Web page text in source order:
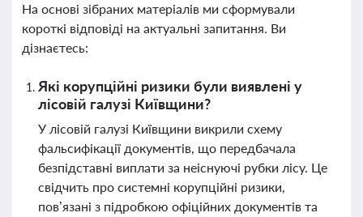
На основі зібраних матеріалів ми сформували
короткі відповіді на актуальні запитання. Ви
дізнаєтесь:
Які корупційні ризики були виявлені у
лісовій галузі Київщини?
У лісовій галузі Київщини викрили схему
фальсифікації документів, що передбачала
безпідставні виплати за неіснуючі рубки лісу. Це
свідчить про системні корупційні ризики,
пов’язані з підробкою офіційних документів та